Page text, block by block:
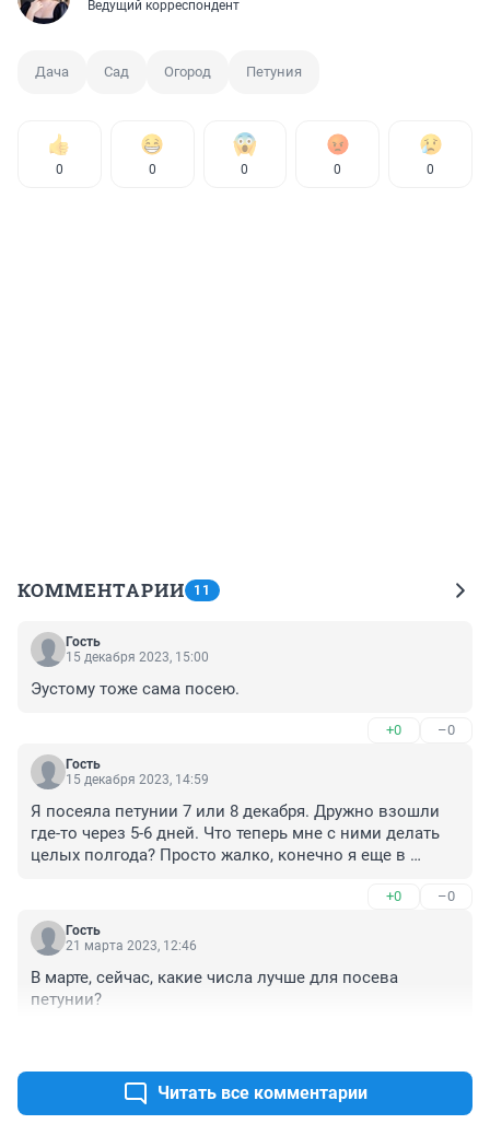
Ведущий корреспондент
Дача Сад Огород Петуния
0 0 0 0 0
КОММЕНТАРИИ 11
Гость
15 декабря 2023, 15:00
Эустому тоже сама посею.
+0 –0
Гость
15 декабря 2023, 14:59
Я посеяла петунии 7 или 8 декабря. Дружно взошли
где-то через 5-6 дней. Что теперь мне с ними делать
целых полгода? Просто жалко, конечно я еще в
+0 –0
Гость
21 марта 2023, 12:46
В марте, сейчас, какие числа лучше для посева
петунии?
Читать все комментарии